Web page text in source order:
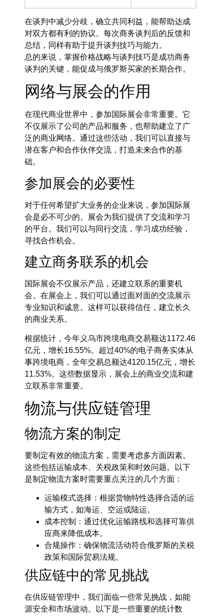
在谈判中减少分歧，确立共同利益，能帮助达成
对双方都有利的协议。每次商务谈判后的反馈和
总结，同样有助于提升谈判技巧与能力。
总的来说，掌握价格战略与谈判技巧是成功商务
谈判的关键，能促成与俄罗斯买家的长期合作。
网络与展会的作用
在现代商业世界中，参加国际展会非常重要。它
不仅展示了公司的产品和服务，也帮助建立了广
泛的商业网络。通过这些活动，我们可以直接与
潜在客户和合作伙伴交流，打造未来合作的基
础。
参加展会的必要性
对于任何希望扩大业务的企业来说，参加国际展
会是必不可少的。展会为我们提供了交流和学习
的平台。我们可以与同行交流，学习成功经验，
寻找合作机会。
建立商务联系的机会
国际展会不仅展示产品，还建立联系的重要机
会。在展会上，我们可以通过面对面的交流展示
专业知识和诚意。这样可以获得信任，建立长久
的商业关系。
根据统计，今年义乌市跨境电商交易额达1172.46
亿元，增长16.55%。超过40%的电子商务实体从
事跨境电商，全年交易总额达4120.15亿元，增长
11.53%。这些数据显示，展会上的商业交流和建
立联系非常重要。
物流与供应链管理
物流方案的制定
要制定有效的物流方案，需要考虑多方面因素。
这些包括运输成本、关税政策和时效问题。以下
是制定物流方案时需要重点关注的几个方面：
运输模式选择： 根据货物特性选择合适的运
输方式，如海运、空运或陆运。
成本控制： 通过优化运输路线和选择可靠供
应商来降低成本。
合规操作： 确保物流活动符合俄罗斯的关税
政策和国际贸易法规。
供应链中的常见挑战
在供应链管理中，我们面临一些常见挑战，如能
源安全和市场波动。以下是一些重要的统计数